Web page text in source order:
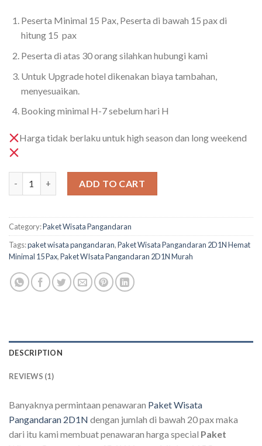
Peserta Minimal 15 Pax, Peserta di bawah 15 pax di
hitung 15 pax
Peserta di atas 30 orang silahkan hubungi kami
Untuk Upgrade hotel dikenakan biaya tambahan,
menyesuaikan.
Booking minimal H-7 sebelum hari H
Harga tidak berlaku untuk high season dan long weekend
ADD TO CART
Category:Paket Wisata Pangandaran
Tags:paket wisata pangandaran,Paket Wisata Pangandaran 2D1N Hemat
Minimal 15 Pax,Paket WIsata Pangandaran 2D1N Murah
DESCRIPTION
REVIEWS (1)
Banyaknya permintaan penawaran Paket Wisata
Pangandaran 2D1N dengan jumlah di bawah 20 pax maka
dari itu kami membuat penawaran harga special Paket